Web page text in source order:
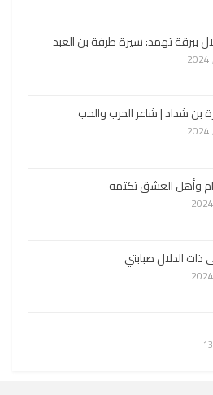
ببرقة ثهمد: سيرة طرفة بن العبد
بن شداد | شاعر الحرب والحب
وأهل العشق تكتمه
الدلال صبابتي